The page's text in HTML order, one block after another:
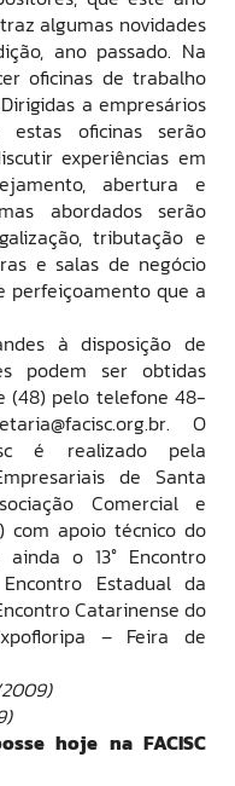
algumas novidades
ano passado. Na
oficinas de trabalho
a empresários
estas oficinas serão
experiências em
abertura e
abordados serão
tributação e
e salas de negócio
perfeiçoamento que a
à disposição de
podem ser obtidas
(48) pelo telefone 48-
O
é realizado pela
de Santa
Comercial e
com apoio técnico do
o 13° Encontro
Estadual da
Catarinense do
– Feira de
hoje na FACISC